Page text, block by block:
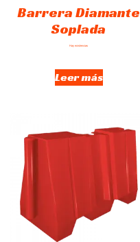
Barrera Diamante
Soplada
Hay existencias
Leer más